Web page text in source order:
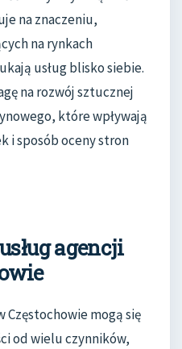
na znaczeniu,
na rynkach
usług blisko siebie.
na rozwój sztucznej
które wpływają
i sposób oceny stron
agencji
Częstochowie mogą się
od wielu czynników,